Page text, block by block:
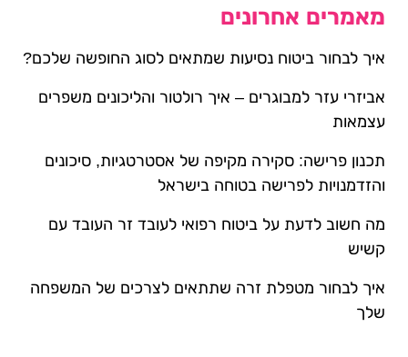
מאמרים אחרונים
איך לבחור ביטוח נסיעות שמתאים לסוג החופשה שלכם?
אביזרי עזר למבוגרים – איך רולטור והליכונים משפרים
עצמאות
תכנון פרישה: סקירה מקיפה של אסטרטגיות, סיכונים
והזדמנויות לפרישה בטוחה בישראל
מה חשוב לדעת על ביטוח רפואי לעובד זר העובד עם
קשיש
איך לבחור מטפלת זרה שתתאים לצרכים של המשפחה
שלך